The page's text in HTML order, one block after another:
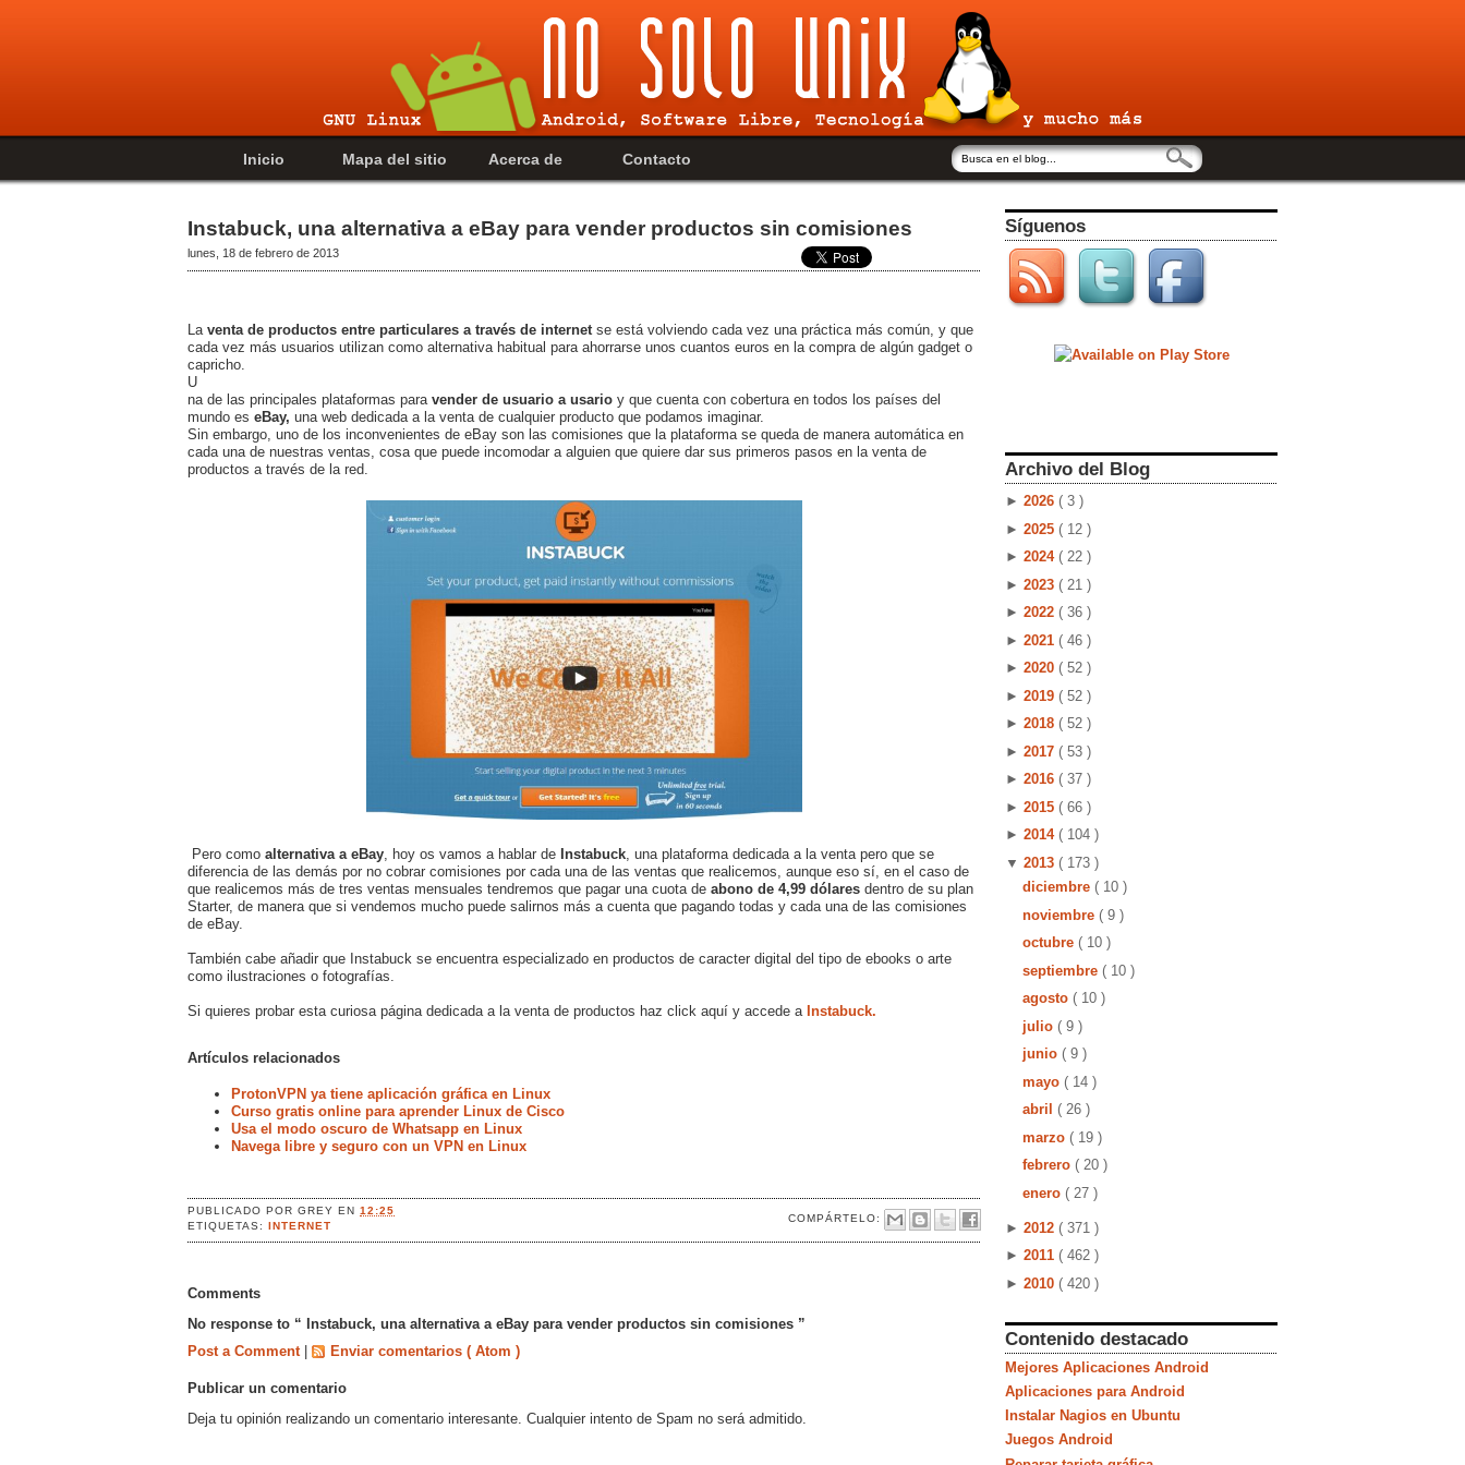
Inicio Mapa del sitio Acerca de Contacto
Instabuck, una alternativa a eBay para vender productos sin comisiones
lunes, 18 de febrero de 2013
La venta de productos entre particulares a través de internet se está volviendo cada vez una práctica más común, y que
cada vez más usuarios utilizan como alternativa habitual para ahorrarse unos cuantos euros en la compra de algún gadget o
capricho.
U
na de las principales plataformas para vender de usuario a usario y que cuenta con cobertura en todos los países del
mundo es eBay, una web dedicada a la venta de cualquier producto que podamos imaginar.
Sin embargo, uno de los inconvenientes de eBay son las comisiones que la plataforma se queda de manera automática en
cada una de nuestras ventas, cosa que puede incomodar a alguien que quiere dar sus primeros pasos en la venta de
productos a través de la red.
Pero como alternativa a eBay , hoy os vamos a hablar de Instabuck , una plataforma dedicada a la venta pero que se
diferencia de las demás por no cobrar comisiones por cada una de las ventas que realicemos, aunque eso sí, en el caso de
que realicemos más de tres ventas mensuales tendremos que pagar una cuota de abono de 4,99 dólares dentro de su plan
Starter, de manera que si vendemos mucho puede salirnos más a cuenta que pagando todas y cada una de las comisiones
de eBay.
También cabe añadir que Instabuck se encuentra especializado en productos de caracter digital del tipo de ebooks o arte
como ilustraciones o fotografías.
Si quieres probar esta curiosa página dedicada a la venta de productos haz click aquí y accede a Instabuck.
Artículos relacionados
ProtonVPN ya tiene aplicación gráfica en Linux
Curso gratis online para aprender Linux de Cisco
Usa el modo oscuro de Whatsapp en Linux
Navega libre y seguro con un VPN en Linux
PUBLICADO PORGREYEN12:25
COMPÁRTELO:
ETIQUETAS:INTERNET
Comments
No response to “ Instabuck, una alternativa a eBay para vender productos sin comisiones ”
Post a Comment
Enviar comentarios ( Atom )
Publicar un comentario
Deja tu opinión realizando un comentario interesante. Cualquier intento de Spam no será admitido.
Síguenos
Archivo del Blog
► 2026 ( 3 )
► 2025 ( 12 )
► 2024 ( 22 )
► 2023 ( 21 )
► 2022 ( 36 )
► 2021 ( 46 )
► 2020 ( 52 )
► 2019 ( 52 )
► 2018 ( 52 )
► 2017 ( 53 )
► 2016 ( 37 )
► 2015 ( 66 )
► 2014 ( 104 )
▼ 2013 ( 173 )
diciembre ( 10 )
noviembre ( 9 )
octubre ( 10 )
septiembre ( 10 )
agosto ( 10 )
julio ( 9 )
junio ( 9 )
mayo ( 14 )
abril ( 26 )
marzo ( 19 )
febrero ( 20 )
enero ( 27 )
► 2012 ( 371 )
► 2011 ( 462 )
► 2010 ( 420 )
Contenido destacado
Mejores Aplicaciones Android
Aplicaciones para Android
Instalar Nagios en Ubuntu
Juegos Android